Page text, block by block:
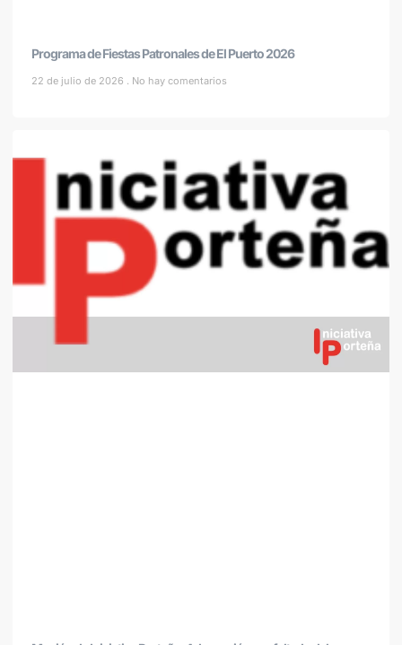
Programa de Fiestas Patronales de El Puerto 2026
22 de julio de 2026 No hay comentarios